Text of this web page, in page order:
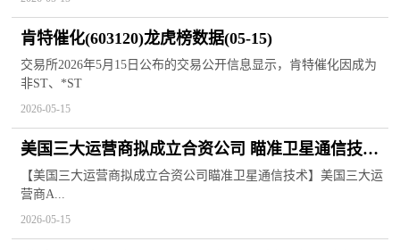
肯特催化(603120)龙虎榜数据(05-15)
交易所2026年5月15日公布的交易公开信息显示，肯特催化因成为
非ST、*ST
2026-05-15
美国三大运营商拟成立合资公司 瞄准卫星通信技术
新视野
【美国三大运营商拟成立合资公司瞄准卫星通信技术】美国三大运
营商A...
2026-05-15